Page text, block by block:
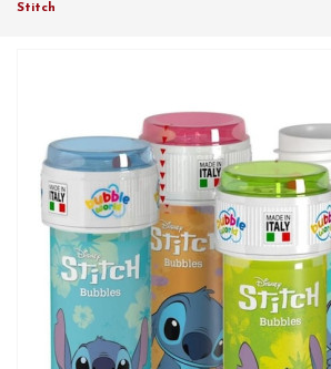
Stitch